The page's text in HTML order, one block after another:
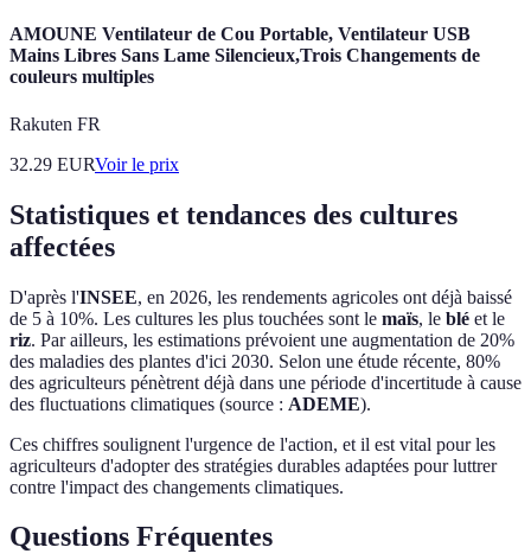
AMOUNE Ventilateur de Cou Portable, Ventilateur USB
Mains Libres Sans Lame Silencieux,Trois Changements de
couleurs multiples
Rakuten FR
32.29 EURVoir le prix
Statistiques et tendances des cultures
affectées
D'après l'INSEE, en 2026, les rendements agricoles ont déjà baissé
de 5 à 10%. Les cultures les plus touchées sont le maïs, le blé et le
riz. Par ailleurs, les estimations prévoient une augmentation de 20%
des maladies des plantes d'ici 2030. Selon une étude récente, 80%
des agriculteurs pénètrent déjà dans une période d'incertitude à cause
des fluctuations climatiques (source : ADEME).
Ces chiffres soulignent l'urgence de l'action, et il est vital pour les
agriculteurs d'adopter des stratégies durables adaptées pour luttrer
contre l'impact des changements climatiques.
Questions Fréquentes